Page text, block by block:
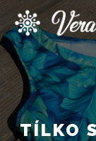
Přeskočit
na
obsah
TÍLKO